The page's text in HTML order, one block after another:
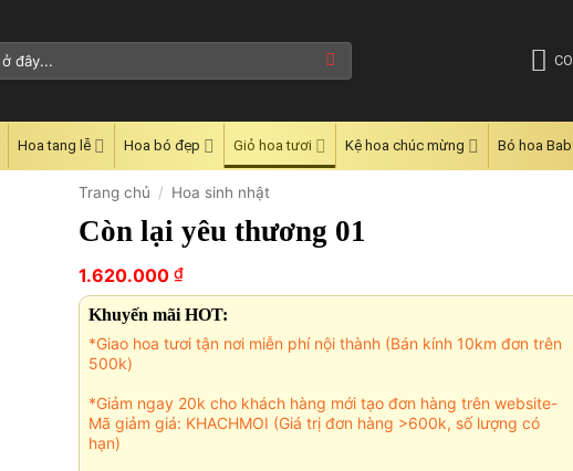
Hoa tang lễ Hoa bó đẹp Giỏ hoa tươi Kệ hoa chúc mừng Bó hoa
Trang chủ / Hoa sinh nhật
Còn lại yêu thương 01
1.620.000 ₫
Khuyến mãi HOT:
*Giao hoa tươi tận nơi miễn phí nội thành (Bán kính 10km đơn trên
500k)
*Giảm ngay 20k cho khách hàng mới tạo đơn hàng trên website-
Mã giảm giá: KHACHMOI (Giá trị đơn hàng >600k, số lượng có
hạn)